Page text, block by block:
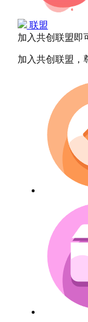
联盟
加入共创联盟即
加入共创联盟，